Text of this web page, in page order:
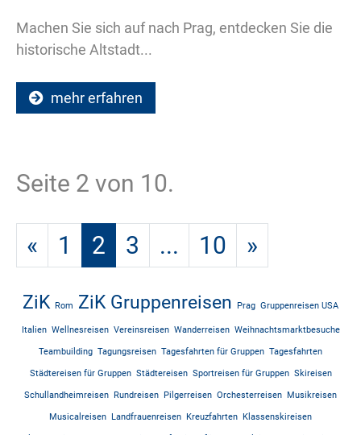
Machen Sie sich auf nach Prag, entdecken Sie die
historische Altstadt...
mehr erfahren
Seite 2 von 10.
« 1 2 3 ... 10 »
ZiK Rom ZiK Gruppenreisen Prag Gruppenreisen USA
Italien Wellnesreisen Vereinsreisen Wanderreisen Weihnachtsmarktbesuche
Teambuilding Tagungsreisen Tagesfahrten für Gruppen Tagesfahrten
Städtereisen für Gruppen Städtereisen Sportreisen für Gruppen Skireisen
Schullandheimreisen Rundreisen Pilgerreisen Orchesterreisen Musikreisen
Musicalreisen Landfrauenreisen Kreuzfahrten Klassenskireisen